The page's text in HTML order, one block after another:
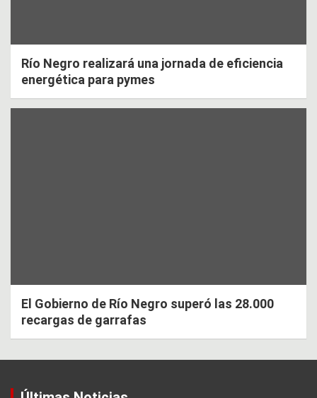
Río Negro realizará una jornada de eficiencia
energética para pymes
El Gobierno de Río Negro superó las 28.000
recargas de garrafas